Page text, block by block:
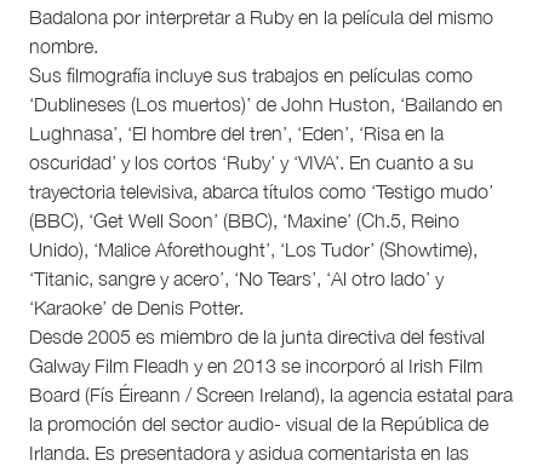
Badalona por interpretar a Ruby en la película del mismo
nombre.
Sus filmografía incluye sus trabajos en películas como
‘Dublineses (Los muertos)’ de John Huston, ‘Bailando en
Lughnasa’, ‘El hombre del tren’, ‘Eden’, ‘Risa en la
oscuridad’ y los cortos ‘Ruby’ y ‘VIVA’. En cuanto a su
trayectoria televisiva, abarca títulos como ‘Testigo mudo’
(BBC), ‘Get Well Soon’ (BBC), ‘Maxine’ (Ch.5, Reino
Unido), ‘Malice Aforethought’, ‘Los Tudor’ (Showtime),
‘Titanic, sangre y acero’, ‘No Tears’, ‘Al otro lado’ y
‘Karaoke’ de Denis Potter.
Desde 2005 es miembro de la junta directiva del festival
Galway Film Fleadh y en 2013 se incorporó al Irish Film
Board (Fís Éireann / Screen Ireland), la agencia estatal para
la promoción del sector audio- visual de la República de
Irlanda. Es presentadora y asidua comentarista en las